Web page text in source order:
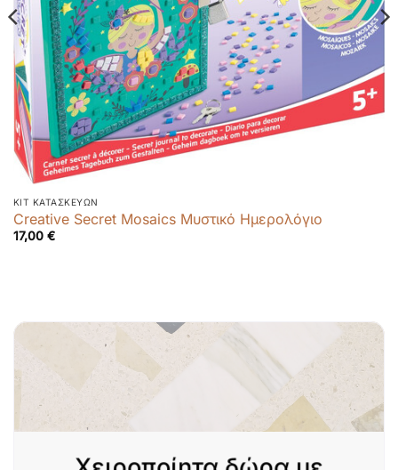
ΚΙΤ ΚΑΤΑΣΚΕΥΏΝ
Creative Secret Mosaics Μυστικό Ημερολόγιο
17,00 €